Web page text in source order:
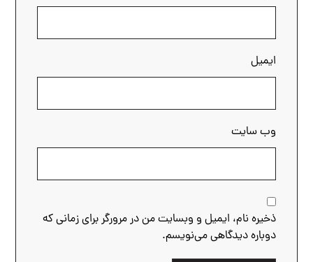
ایمیل
وب‌ سایت
ذخیره نام، ایمیل و وبسایت من در مرورگر برای زمانی که
دوباره دیدگاهی می‌نویسم.